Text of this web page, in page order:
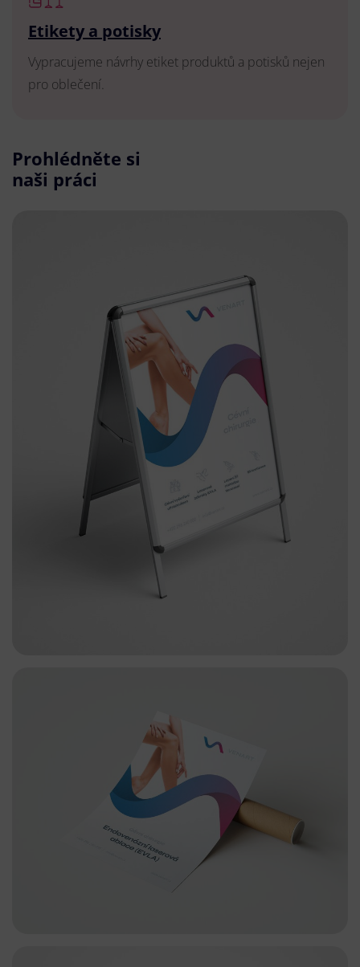
Etikety a potisky
Vypracujeme návrhy etiket produktů a potisků nejen
pro oblečení.
Prohlédněte si
naši práci